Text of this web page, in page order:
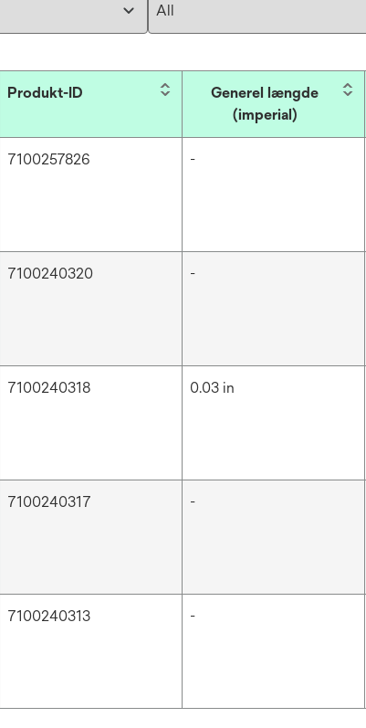
Produkt-ID
Generel længde
(imperial)
7100257826 -
7100240320 -
7100240318 0.03 in
7100240317 -
7100240313 -